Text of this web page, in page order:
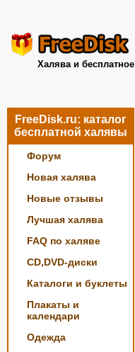
Халява и бесплатное
FreeDisk.ru: каталог
бесплатной халявы
Форум
Новая халява
Новые отзывы
Лучшая халява
FAQ по халяве
CD,DVD-диски
Каталоги и буклеты
Плакаты и
календари
Одежда